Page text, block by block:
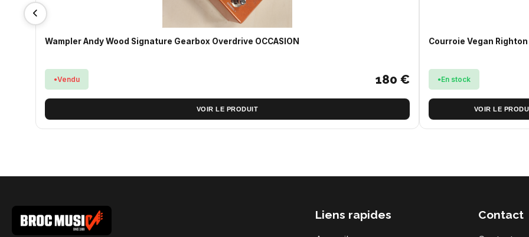
Wampler Andy Wood Signature Gearbox Overdrive OCCASION
Vendu 180 €
VOIR LE PRODUIT
Courroie Vegan
En stock
VOIR LE
Liens rapides Contact